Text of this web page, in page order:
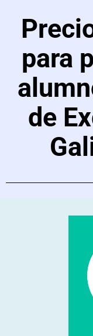
para
de